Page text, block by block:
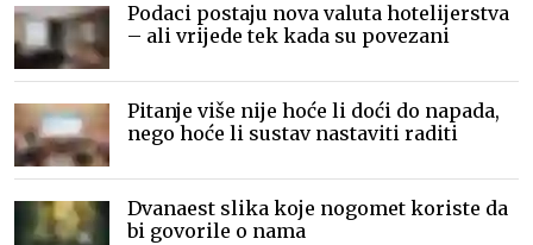
Podaci postaju nova valuta hotelijerstva
– ali vrijede tek kada su povezani
Pitanje više nije hoće li doći do napada,
nego hoće li sustav nastaviti raditi
Dvanaest slika koje nogomet koriste da
bi govorile o nama